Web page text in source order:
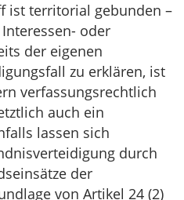
ist territorial gebunden –
oder
der eigenen
zu erklären, ist
verfassungsrechtlich
auch ein
lassen sich
durch
der
von Artikel 24 (2)